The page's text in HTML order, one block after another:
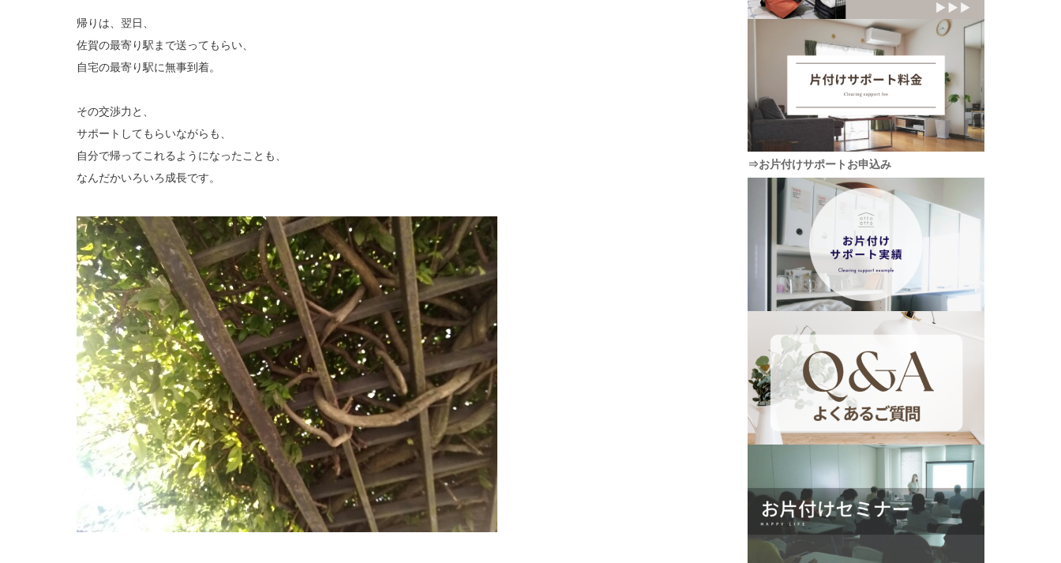
帰りは、翌日、
佐賀の最寄り駅まで送ってもらい、
自宅の最寄り駅に無事到着。
その交渉力と、
サポートしてもらいながらも、
自分で帰ってこれるようになったことも、
なんだかいろいろ成長です。
⇒お片付けサポートお申込み